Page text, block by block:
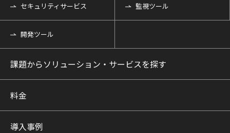
セキュリティサービス 監視ツール
開発ツール
課題からソリューション・サービスを探す
料金
導入事例